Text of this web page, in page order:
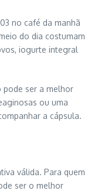
no café da manhã
do dia costumam
iogurte integral
pode ser a melhor
ou uma
a cápsula.
válida. Para quem
ser o melhor